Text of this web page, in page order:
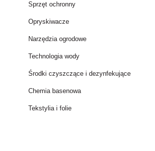
Sprzęt ochronny
Opryskiwacze
Narzędzia ogrodowe
Technologia wody
Środki czyszczące i dezynfekujące
Chemia basenowa
Tekstylia i folie